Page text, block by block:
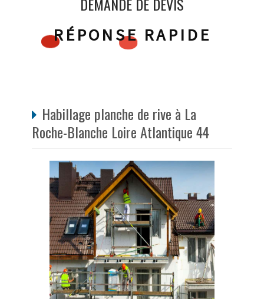
RÉPONSE RAPIDE
Habillage planche de rive à La
Roche-Blanche Loire Atlantique 44